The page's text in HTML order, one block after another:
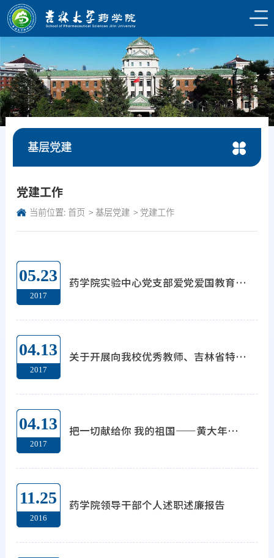
基层党建
党建工作
当前位置: 首页 基层党建 党建工作
05.23
2017
药学院实验中心党支部爱党爱国教育活动
04.13
2017
关于开展向我校优秀教师、吉林省特等劳动模范黄大年同志学习的决定
04.13
2017
把一切献给你 我的祖国——黄大年教授事迹(上)(下)
11.25
2016
药学院领导干部个人述职述廉报告